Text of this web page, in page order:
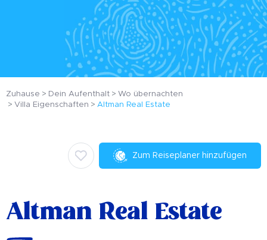
Zuhause Dein Aufenthalt
Wo übernachten
Villa Eigenschaften
Altman Real Estate
Zum Reiseplaner hinzufügen
Altman Real Estate